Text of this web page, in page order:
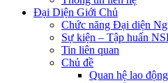
Đại Diện Giới Chủ
Chức năng Đại diện
Sự kiện – Tập huấn
Tin liên quan
Chủ đề
Quan hệ lao động